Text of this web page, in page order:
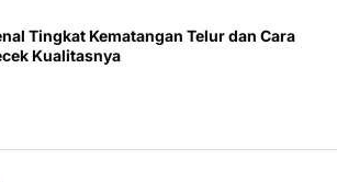
Tingkat Kematangan Telur dan Cara
Kualitasnya